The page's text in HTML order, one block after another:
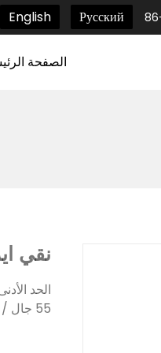
English Русский
الصفحة
نقي
الحد الأدنى
55 جال / طبل